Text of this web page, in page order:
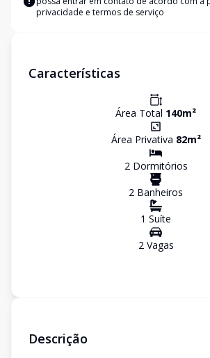
privacidade e termos de serviço
Características
Área Total 140m²
Área Privativa 82m²
2Dormitórios
2 Banheiros
1 Suíte
2Vagas
Descrição